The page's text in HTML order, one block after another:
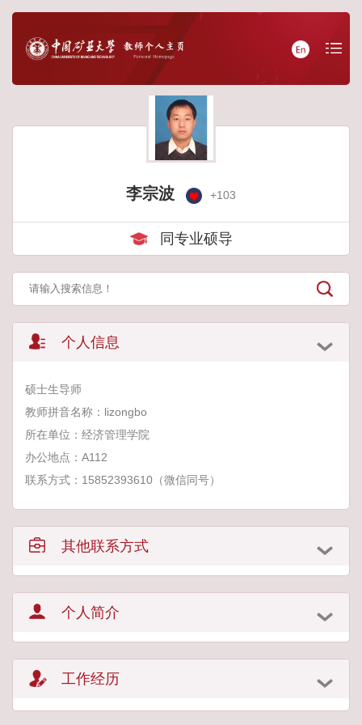
李宗波 +103
同专业硕导
个人信息
硕士生导师
教师拼音名称：lizongbo
所在单位：经济管理学院
办公地点：A112
联系方式：15852393610（微信同号）
其他联系方式
个人简介
工作经历